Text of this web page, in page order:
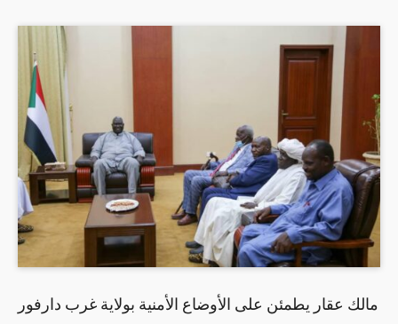
مالك عقار يطمئن على الأوضاع الأمنية بولاية غرب دارفور